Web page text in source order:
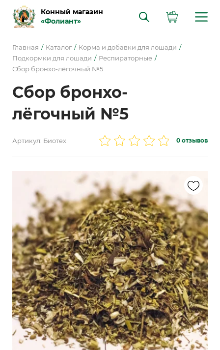
Конный магазин
«Фолиант»
Главная Каталог
Корма и добавки для лошади
Подкормки для лошади
Респираторные
Сбор бронхо-лёгочный №5
Сбор бронхо-
лёгочный №5
Артикул: Биотех 0 отзывов